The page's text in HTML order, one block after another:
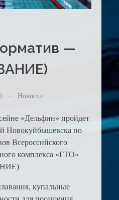
—
Новости
«Дельфин» пройдет
Новокуйбышевска по
Всероссийского
комплекса «ГТО»
купальные